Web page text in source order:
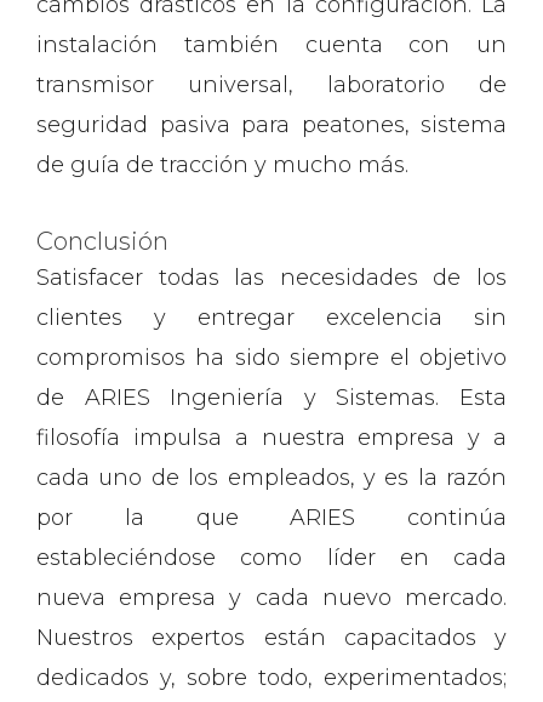
instalación también cuenta con un
transmisor universal, laboratorio de
seguridad pasiva para peatones, sistema
de guía de tracción y mucho más.
Conclusión
Satisfacer todas las necesidades de los
clientes y entregar excelencia sin
compromisos ha sido siempre el objetivo
de ARIES Ingeniería y Sistemas. Esta
filosofía impulsa a nuestra empresa y a
cada uno de los empleados, y es la razón
por la que ARIES continúa
estableciéndose como líder en cada
nueva empresa y cada nuevo mercado.
Nuestros expertos están capacitados y
dedicados y, sobre todo, experimentados;